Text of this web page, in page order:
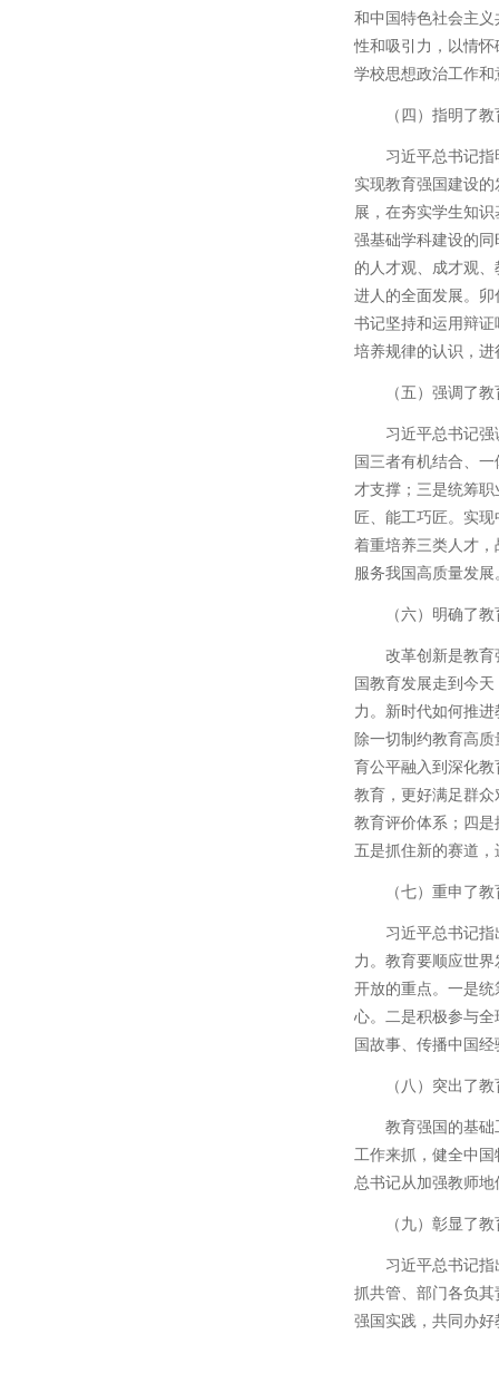
和中国特色社会主
性和吸引力，以情
学校思想政治工作
（四）指明了
习近平总书记
实现教育强国建设
展，在夯实学生知
强基础学科建设的
的人才观、成才观
进人的全面发展。
书记坚持和运用辩
培养规律的认识，
（五）强调了
习近平总书记
国三者有机结合、
才支撑；三是统筹
匠、能工巧匠。实
着重培养三类人才
服务我国高质量发展
（六）明确了
改革创新是教
国教育发展走到今
力。新时代如何推
除一切制约教育高
育公平融入到深化
教育，更好满足群
教育评价体系；四
五是抓住新的赛道
（七）重申了
习近平总书记
力。教育要顺应世
开放的重点。一是
心。二是积极参与
国故事、传播中国
（八）突出了
教育强国的基
工作来抓，健全中
总书记从加强教师
（九）彰显了
习近平总书记
抓共管、部门各负
强国实践，共同办好